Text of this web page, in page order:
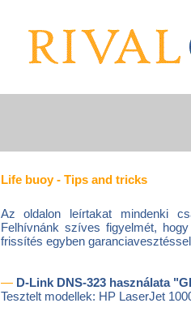
Life buoy - Tips and tricks
Az oldalon leírtakat mindenki
Felhívnánk szíves figyelmét,
frissítés egyben
— D-Link DNS-323 használata
Tesztelt modellek: HP LaserJet